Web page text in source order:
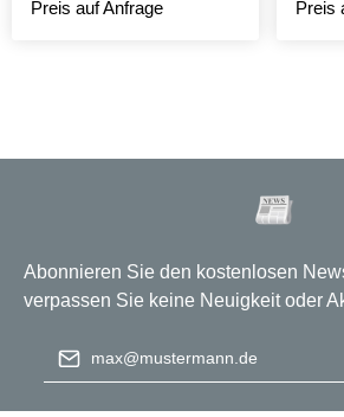
Preis auf Anfrage Preis
Abonnieren Sie den kostenlosen
verpassen Sie keine Neuigkeit oder
E-Mail-Adresse